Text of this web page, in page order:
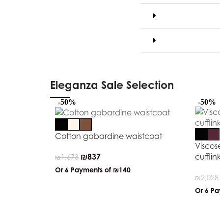
Eleganza Sale Selection
-50%
Cotton gabardine waistcoat
₪1,673 ₪837
Or 6 Payments of ₪140
-50%
₪2,028
Or 6